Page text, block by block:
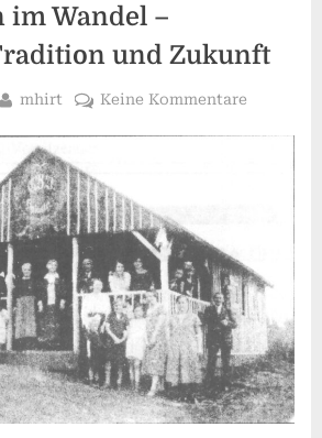
im Wandel –
und Zukunft
By
mhirt Keine Kommentarezu
im
Wandel
–
Zwischen
Tradition
und
Zukunft